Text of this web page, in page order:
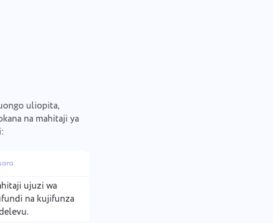
uliopita,
na mahitaji ya
ujuzi wa
na kujifunza